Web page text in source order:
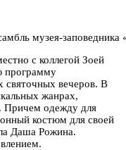
музея-
с коллегой Зоей
программу
святочных вечеров. В
жанрах,
Причем одежду для
костюм для своей
Даша Рожина.